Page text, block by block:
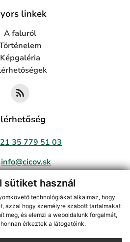
sütiket használ
technológiákat alkalmaz, hogy
azzal hogy személyre szabott tartalmakat
meg, és elemzi a weboldalunk forgalmát,
érkeztek a látogatóink.
linkek
A faluról
Képgaléria
35 779 51 03
info@cicov.sk
követését az RSS funkcióval,
rendszer),Honlaptérkép
,webex.digital, s.r.o.,Domain-ek